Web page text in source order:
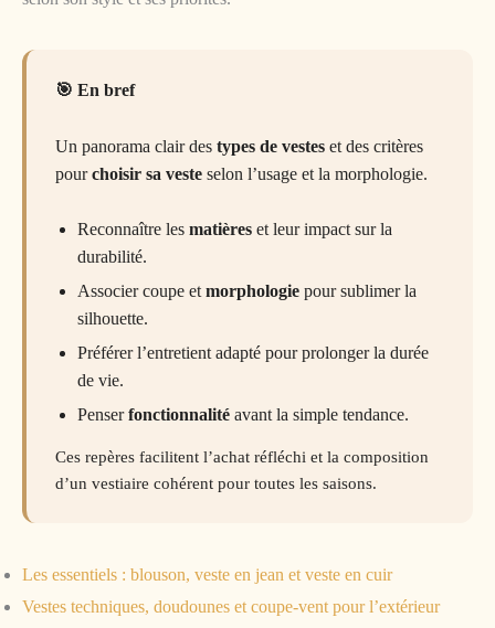
En bref
Un panorama clair des types de vestes et des critères
pourchoisir sa veste selon l’usage et la morphologie.
Reconnaître les matières et leur impact sur la
durabilité.
Associer coupe et morphologie pour sublimer la
silhouette.
Préférer l’entretient adapté pour prolonger la durée
de vie.
Penserfonctionnalité avant la simple tendance.
Ces repères facilitent l’achat réfléchi et la composition
d’un vestiaire cohérent pour toutes les saisons.
Les essentiels : blouson, veste en jean et veste en cuir
Vestes techniques, doudounes et coupe-vent pour l’extérieur